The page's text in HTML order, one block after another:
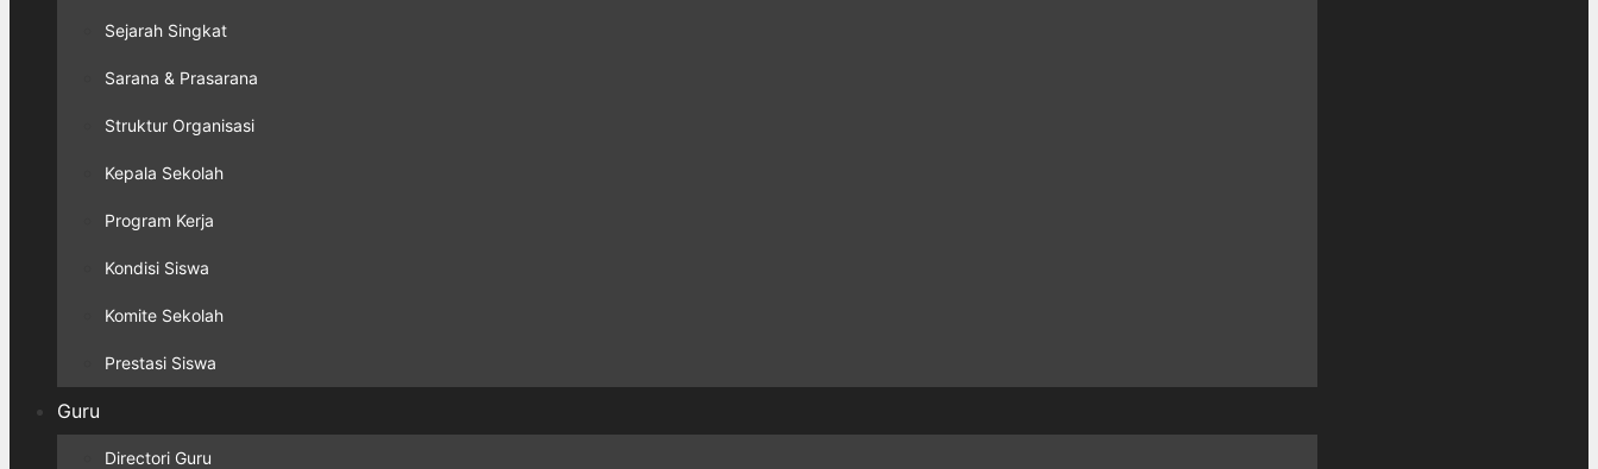
Sejarah Singkat
Sarana & Prasarana
Struktur Organisasi
Kepala Sekolah
Program Kerja
Kondisi Siswa
Komite Sekolah
Prestasi Siswa
Guru
Directori Guru